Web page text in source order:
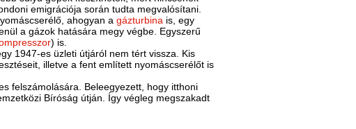
emigrációja során tudta megvalósítani.
ahogyan agázturbina is, egy
a gázok hatására megy végbe. Egyszerű
) is.
1947-es üzleti útjáról nem tért vissza. Kis
illetve a fent említett nyomáscserélőt is
felszámolására. Beleegyezett, hogy itthoni
Bíróság útján. Így végleg megszakadt